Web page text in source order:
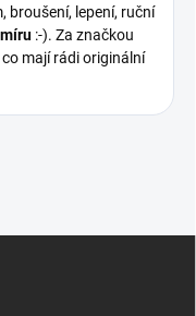
broušení, lepení, ruční
:-). Za značkou
mají rádi originální